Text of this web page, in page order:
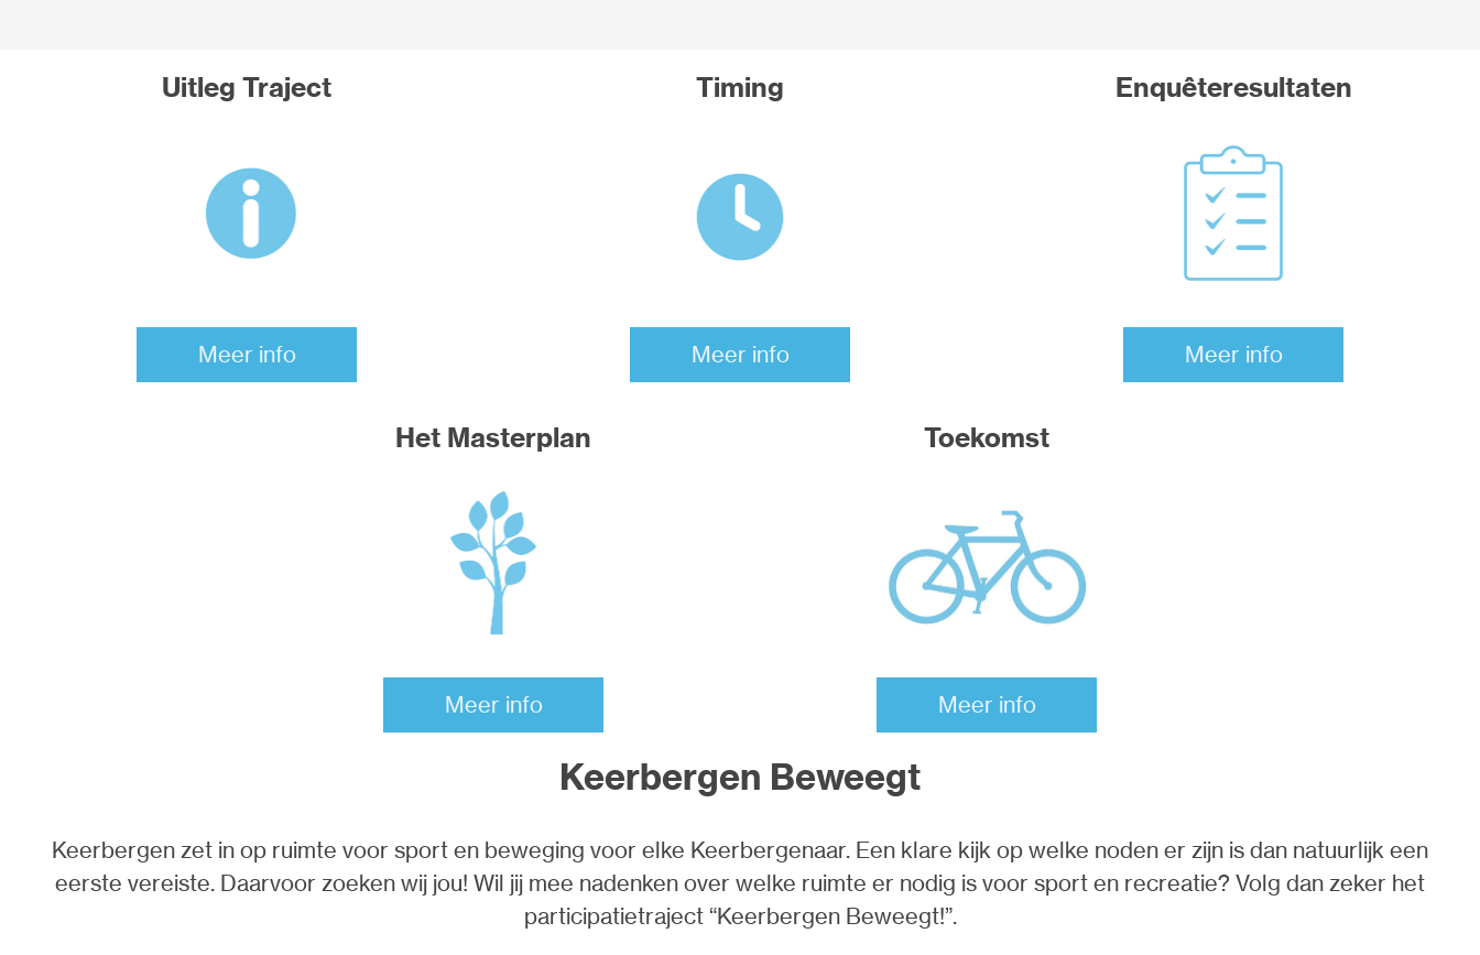
Uitleg Traject
Meer info
Timing
Meer info
Enquêteresultaten
Meer info
Het Masterplan
Meer info
Toekomst
Meer info
Keerbergen Beweegt
Keerbergen zet in op ruimte voor sport en beweging voor elke Keerbergenaar. Een klare kijk op welke noden er zijn is dan natuurlijk een
eerste vereiste. Daarvoor zoeken wij jou! Wil jij mee nadenken over welke ruimte er nodig is voor sport en recreatie? Volg dan zeker het
participatietraject “Keerbergen Beweegt!”.